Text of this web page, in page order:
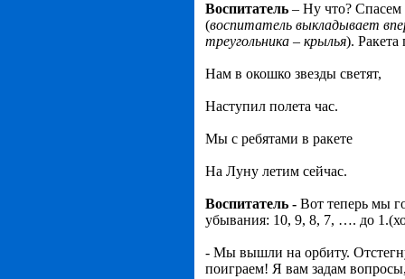
Воспитатель – Ну что? Спасем
(воспитатель выкладывает
треугольника – крылья). Ракета
Нам в окошко звезды светят,
Наступил полета час.
Мы с ребятами в ракете
На Луну летим сейчас.
Воспитатель - Вот теперь мы
убывания: 10, 9, 8, 7, …. до
- Мы вышли на орбиту.
поиграем! Я вам задам